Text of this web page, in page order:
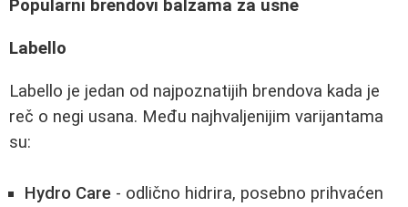
Popularni brendovi balzama za usne
Labello
Labello je jedan od najpoznatijih brendova kada je
reč o negi usana. Među najhvaljenijim varijantama
su:
Hydro Care - odlično hidrira, posebno prihvaćen